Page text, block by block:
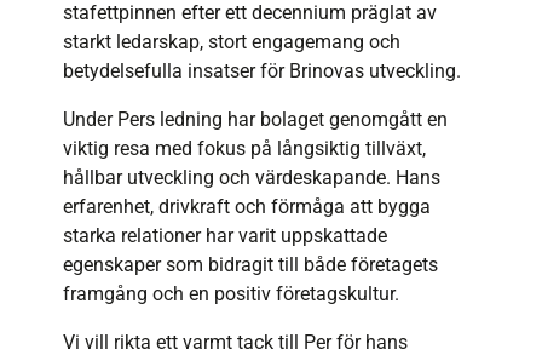
stafettpinnen efter ett decennium präglat av
starkt ledarskap, stort engagemang och
betydelsefulla insatser för Brinovas utveckling.
Under Pers ledning har bolaget genomgått en
viktig resa med fokus på långsiktig tillväxt,
hållbar utveckling och värdeskapande. Hans
erfarenhet, drivkraft och förmåga att bygga
starka relationer har varit uppskattade
egenskaper som bidragit till både företagets
framgång och en positiv företagskultur.
Vi vill rikta ett varmt tack till Per för hans